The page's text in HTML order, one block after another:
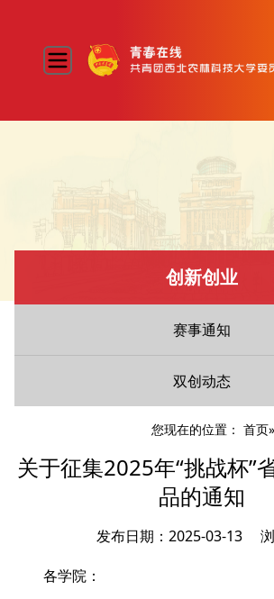
创新创业
赛事通知
双创动态
您现在的位置： 首页»
关于征集2025年“挑战杯”
品的通知
发布日期：2025-03-13 浏
各学院：